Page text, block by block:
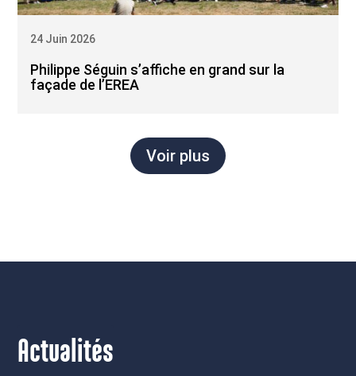
Philippe Séguin s’affiche en grand sur la
façade de l’EREA
24 Juin 2026
Voir plus
Actualités